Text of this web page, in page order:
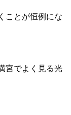
ことが恒例にな
宮でよく見る光